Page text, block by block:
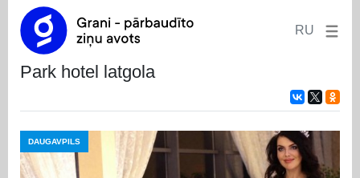
RU
park hotel latgola
DAUGAVPILS